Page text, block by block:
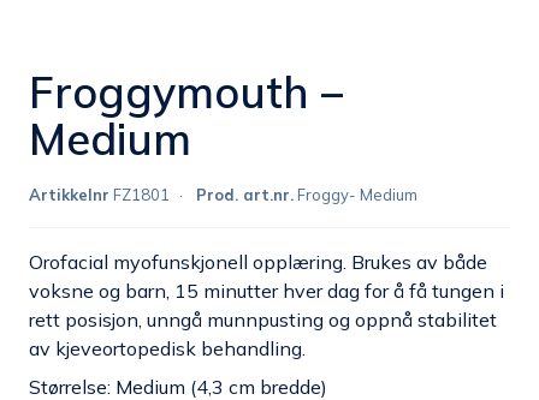
Froggymouth –
Medium
Artikkelnr FZ1801 Prod. art.nr. Froggy- Medium
Orofacial myofunskjonell opplæring. Brukes av både
voksne og barn, 15 minutter hver dag for å få tungen i
rett posisjon, unngå munnpusting og oppnå stabilitet
av kjeveortopedisk behandling.
Størrelse: Medium (4,3 cm bredde)